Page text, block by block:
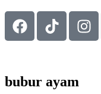
bubur ayam